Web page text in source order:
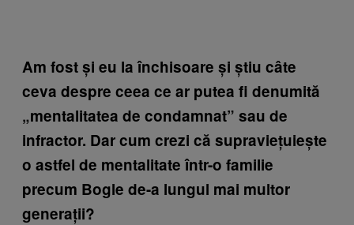
Am fost și eu la închisoare și știu câte
ceva despre ceea ce ar putea fi denumită
„mentalitatea de condamnat” sau de
infractor. Dar cum crezi că supraviețuiește
o astfel de mentalitate într-o familie
precum Bogle de-a lungul mai multor
generații?